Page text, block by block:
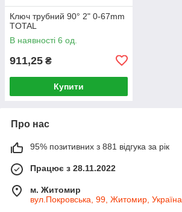
Ключ трубний 90° 2" 0-67mm
TOTAL
В наявності 6 од.
911,25 ₴
Купити
Про нас
95% позитивних з 881 відгука за рік
Працює з 28.11.2022
м. Житомир
вул.Покровська, 99, Житомир, Україна